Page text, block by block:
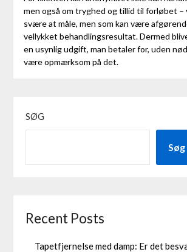
men også om tryghed og tillid til forløbet –
svære at måle, men som kan være
vellykket behandlingsresultat. Dermed
en usynlig udgift, man betaler for, uden
være opmærksom på det.
SØG
Søg
Recent Posts
Tapetfjernelse med damp: Er det